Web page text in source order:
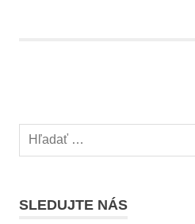
Search
SLEDUJTE NÁS